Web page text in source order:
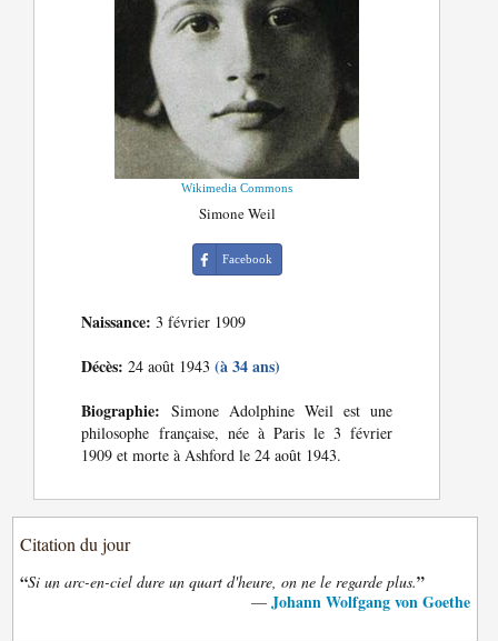
Wikimedia Commons
Simone Weil
Facebook
Naissance: 3 février 1909
Décès: 24 août 1943(à 34 ans)
Biographie: Simone Adolphine Weil est une
philosophe française, née à Paris le 3 février
1909 et morte à Ashford le 24 août 1943.
Citation du jour
“Si un arc-en-ciel dure un quart d'heure, on ne le regarde plus.”
— Johann Wolfgang von Goethe